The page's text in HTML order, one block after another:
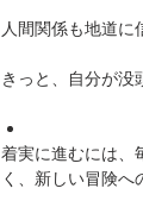
人間関係も地道に
きっと、自分が没
着実に進むには、
く、新しい冒険へ